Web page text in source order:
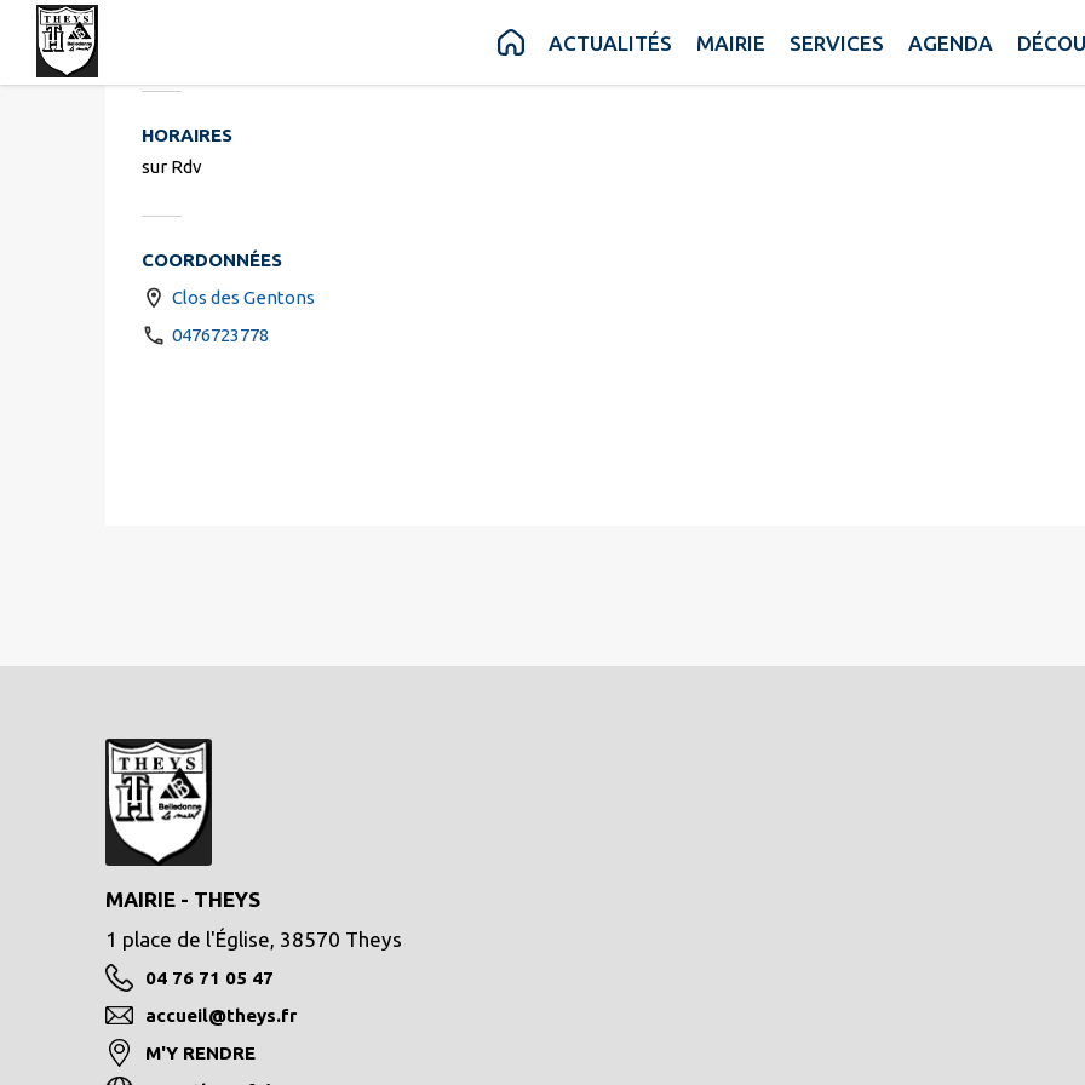
Contenu ACTUALITÉS MAIRIE SERVICES AGENDA
Cabinet médical - Dr Favario
HORAIRES
sur Rdv
COORDONNÉES
Clos des Gentons
0476723778
MAIRIE - THEYS
1 place de l'Église, 38570 Theys
04 76 71 05 47
accueil@theys.fr
M'Y RENDRE